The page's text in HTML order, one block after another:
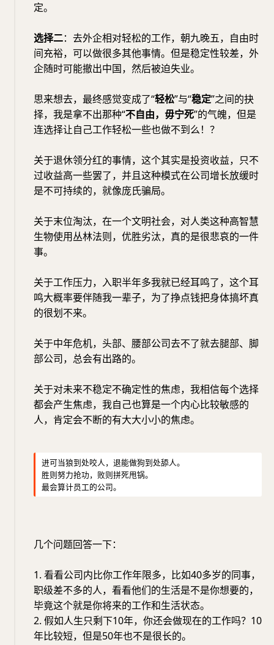
定。
选择二：去外企相对轻松的工作，朝九晚五，自由时
间充裕，可以做很多其他事情。但是稳定性较差，外
企随时可能撤出中国，然后被迫失业。
思来想去，最终感觉变成了“轻松”与“稳定”之间的抉
择，我是拿不出那种“不自由，毋宁死”的气魄，但是
连选择让自己工作轻松一些也做不到么！？
关于退休领分红的事情，这个其实是投资收益，只不
过收益高一些罢了，并且这种模式在公司增长放缓时
是不可持续的，就像庞氏骗局。
关于末位淘汰，在一个文明社会，对人类这种高智慧
生物使用丛林法则，优胜劣汰，真的是很悲哀的一件
事。
关于工作压力，入职半年多我就已经耳鸣了，这个耳
鸣大概率要伴随我一辈子，为了挣点钱把身体搞坏真
的很划不来。
关于中年危机，头部、腰部公司去不了就去腿部、脚
部公司，总会有出路的。
关于对未来不稳定不确定性的焦虑，我相信每个选择
都会产生焦虑，我自己也算是一个内心比较敏感的
人，肯定会不断的有大大小小的焦虑。
进可当狼到处咬人，退能做狗到处舔人。
胜则努力抢功，败则拼死甩锅。
最会算计员工的公司。
几个问题回答一下：
1. 看看公司内比你工作年限多，比如40多岁的同事，
职级差不多的人，看看他们的生活是不是你想要的，
毕竟这个就是你将来的工作和生活状态。
2. 假如人生只剩下10年，你还会做现在的工作吗？10
年比较短，但是50年也不是很长的。